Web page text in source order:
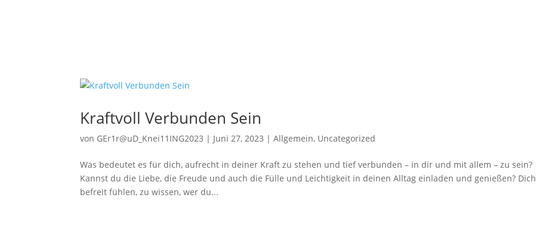
Kraftvoll Verbunden Sein
von GEr1r@uD_Knei11ING2023 | Juni 27, 2023 |Allgemein, Uncategorized
Was bedeutet es für dich, aufrecht in deiner Kraft zu stehen und tief verbunden – in dir und mit allem – zu sein?
Kannst du die Liebe, die Freude und auch die Fülle und Leichtigkeit in deinen Alltag einladen und genießen? Dich
befreit fühlen, zu wissen, wer du...